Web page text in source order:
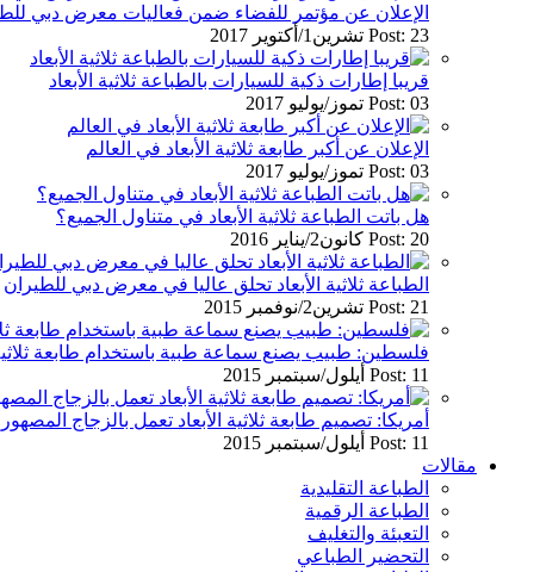
الإعلان عن مؤتمر للفضاء ضمن فعاليات معرض دبي
Post: 23 تشرين1/أكتوير 2017
قريبا إطارات ذكية للسيارات بالطباعة ثلاثية الأبعاد
Post: 03 تموز/يوليو 2017
الإعلان عن أكبر طابعة ثلاثية الأبعاد في العالم
Post: 03 تموز/يوليو 2017
هل باتت الطباعة ثلاثية الأبعاد في متناول الجميع؟
Post: 20 كانون2/يناير 2016
الطباعة ثلاثية الأبعاد تحلق عاليا في معرض دبي للطيران
Post: 21 تشرين2/نوفمبر 2015
فلسطين: طبيب يصنع سماعة طبية باستخدام طابعة ثلاثية
Post: 11 أيلول/سبتمبر 2015
أمريكا: تصميم طابعة ثلاثية الأبعاد تعمل بالزجاج المصهور
Post: 11 أيلول/سبتمبر 2015
مقالات
الطباعة التقليدية
الطباعة الرقمية
التعبئة والتغليف
التحضير الطباعي